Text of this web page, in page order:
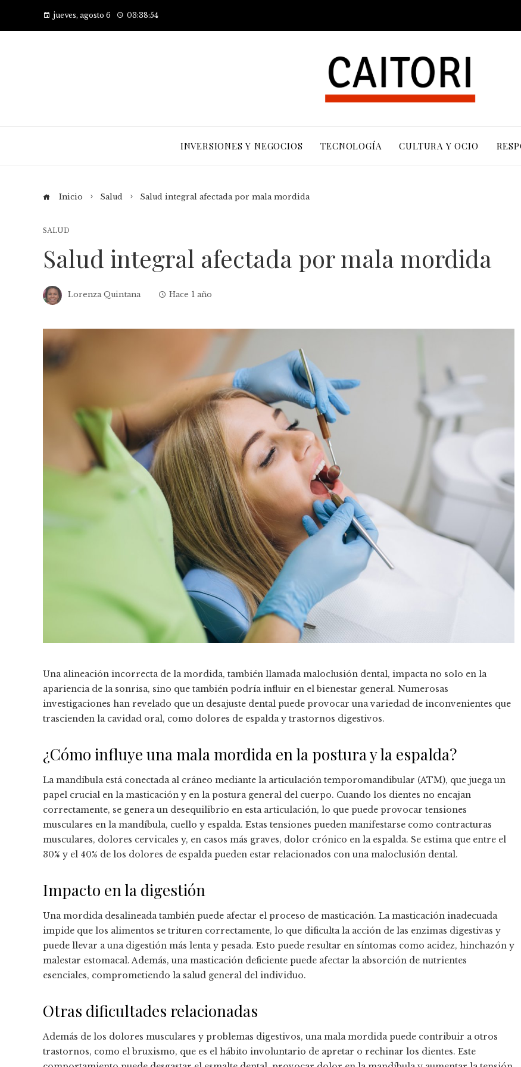
jueves, agosto 6 03:38:54
INVERSIONES Y NEGOCIOS TECNOLOGÍA CULTURA Y OCIO
Inicio Salud Salud integral afectada por mala mordida
SALUD
Salud integral afectada por mala mordida
Lorenza Quintana Hace 1 año
Una alineación incorrecta de la mordida, también llamada maloclusión dental, impacta no solo en la
apariencia de la sonrisa, sino que también podría influir en el bienestar general. Numerosas
investigaciones han revelado que un desajuste dental puede provocar una variedad de inconvenientes que
trascienden la cavidad oral, como dolores de espalda y trastornos digestivos.
¿Cómo influye una mala mordida en la postura y la espalda?
La mandíbula está conectada al cráneo mediante la articulación temporomandibular (ATM), que juega un
papel crucial en la masticación y en la postura general del cuerpo. Cuando los dientes no encajan
correctamente, se genera un desequilibrio en esta articulación, lo que puede provocar tensiones
musculares en la mandíbula, cuello y espalda. Estas tensiones pueden manifestarse como contracturas
musculares, dolores cervicales y, en casos más graves, dolor crónico en la espalda. Se estima que entre el
30% y el 40% de los dolores de espalda pueden estar relacionados con una maloclusión dental.
Impacto en la digestión
Una mordida desalineada también puede afectar el proceso de masticación. La masticación inadecuada
impide que los alimentos se trituren correctamente, lo que dificulta la acción de las enzimas digestivas y
puede llevar a una digestión más lenta y pesada. Esto puede resultar en síntomas como acidez, hinchazón y
malestar estomacal. Además, una masticación deficiente puede afectar la absorción de nutrientes
esenciales, comprometiendo la salud general del individuo.
Otras dificultades relacionadas
Además de los dolores musculares y problemas digestivos, una mala mordida puede contribuir a otros
trastornos, como el bruxismo, que es el hábito involuntario de apretar o rechinar los dientes. Este